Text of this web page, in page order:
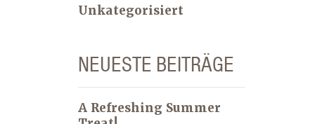
Unkategorisiert
NEUESTE BEITRÄGE
A Refreshing Summer